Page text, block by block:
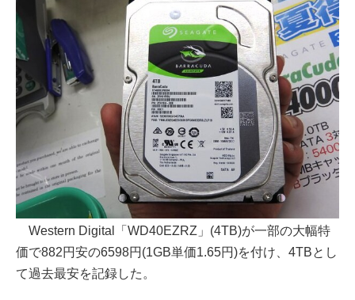
Western Digital「WD40EZRZ」(4TB)が一部の大幅特
価で882円安の6598円(1GB単価1.65円)を付け、4TBとし
て過去最安を記録した。